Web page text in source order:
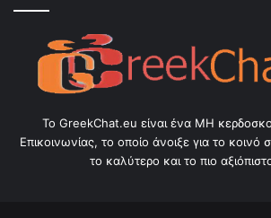
Το GreekChat.eu είναι ένα ΜΗ
Επικοινωνίας, το οποίο άνοιξε για το κοινό
το καλύτερο και το πιο